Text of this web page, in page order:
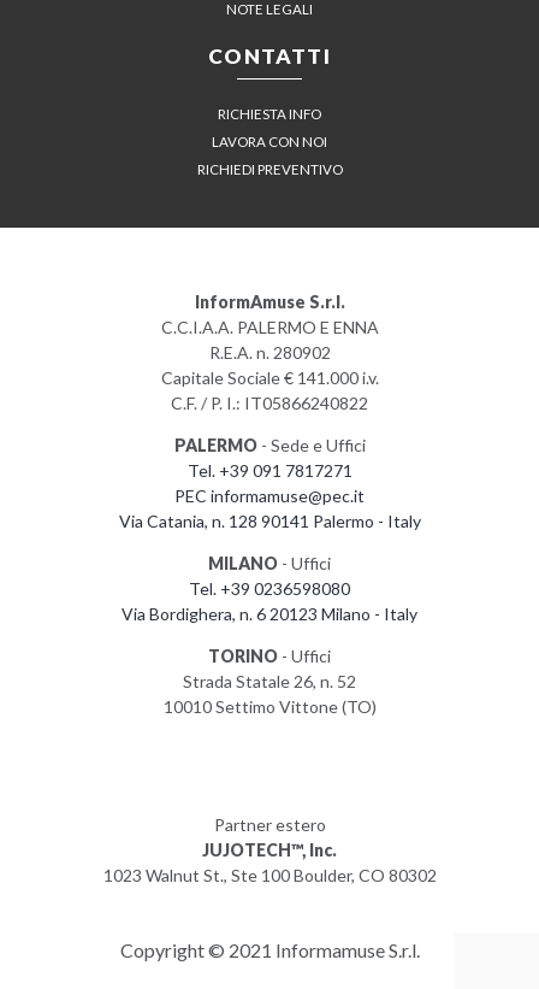
NOTE LEGALI
CONTATTI
RICHIESTA INFO
LAVORA CON NOI
RICHIEDI PREVENTIVO
InformAmuse S.r.l.
C.C.I.A.A. PALERMO E ENNA
R.E.A. n. 280902
Capitale Sociale € 141.000 i.v.
C.F. / P. I.: IT05866240822
PALERMO- Sede e Uffici
Tel. +39 091 7817271
PEC informamuse@pec.it
Via Catania, n. 128 90141 Palermo - Italy
MILANO - Uffici
Tel. +39 0236598080
Via Bordighera, n. 6 20123 Milano - Italy
TORINO - Uffici
Strada Statale 26, n. 52
10010 Settimo Vittone (TO)
Partner estero
JUJOTECH™, Inc.
1023 Walnut St., Ste 100 Boulder, CO 80302
Copyright © 2021 Informamuse S.r.l.